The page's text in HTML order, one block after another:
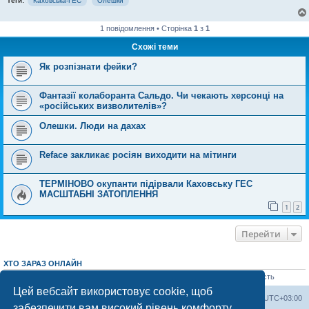
Цей вебсайт використовує cookie, щоб
1 повідомлення • Сторінка 1 з 1
Схожі теми
Як розпізнати фейки?
Фантазії колаборанта Сальдо. Чи чекають херсонці на
«російських визволителів»?
Олешки. Люди на дахах
Reface закликає росіян виходити на мітинги
ТЕРМІНОВО окупанти підірвали Каховську ГЕС
МАСШТАБНІ ЗАТОПЛЕННЯ
1 2
Перейти
ХТО ЗАРАЗ ОНЛАЙН
і 1 гість
Херсонський форум UTC+03:00
Команда